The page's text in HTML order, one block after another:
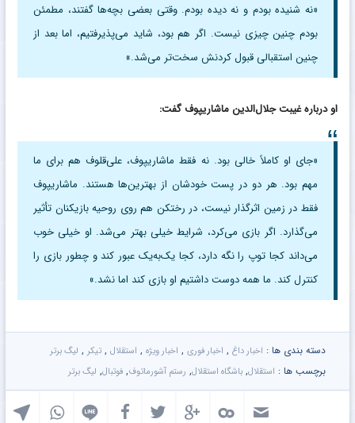
«نه شنیده بودم و نه دیده بودم. وقتی بعضی بچه‌ها گفتند، مطمئن
بودم چنین چیزی نیست. اگر هم بود، شاید می‌پذیرفتیم، اما بعد از
چنین استقبالی قبول کردنش سخت‌تر می‌شد.»
او درباره غیبت جلال‌الدین ماشاریپوف گفت:
«جای او کاملاً خالی بود. نه فقط ماشاریپوف، علی‌قلوف هم برای ما
مهم بود. هر دو در پست خودشان از بهترین‌ها هستند. ماشاریپوف
فقط در زمین اثرگذار نیست، در رختکن هم روی روحیه بازیکنان تأثیر
می‌گذارد. اگر بازی می‌کرد، شرایط خیلی بهتر می‌شد. او خیلی خوب
می‌داند کجا توپ را نگه دارد، کجا یک‌به‌یک عبور کند و چطور بازی را
کنترل کند. ما همه دوست داشتیم او بازی کند اما نشد.»
دسته بندی ها : اخبار داغ , اخبار فوری , اخبار ویژه , استقلال , تیکر , لیگ برتر
برچسب ها : استقلال, باشگاه استقلال, رستم آشورماتوف, فوتبال, لیگ برتر